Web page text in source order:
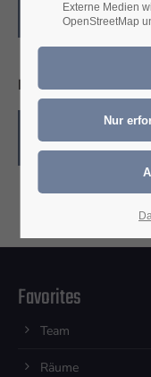
Ich brauche noch
Favorites
Team
Räume
Externe Medien
OpenStreetMap